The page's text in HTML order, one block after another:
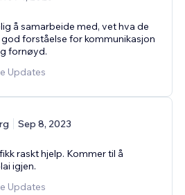
å samarbeide med, vet hva de
forståelse for kommunikasjon
fornøyd.
Updates
Sep 8, 2023
raskt hjelp. Kommer til å
igjen.
Updates